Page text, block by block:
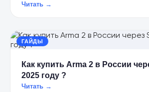
Читать →
ГАЙДЫ
Как купить Arma 2 в России через Steam в
2025 году ?
Читать →